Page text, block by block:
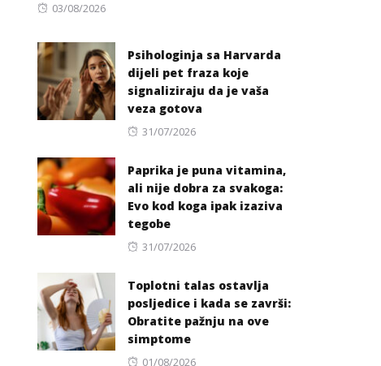
Posted
03/08/2026
Psihologinja sa Harvarda
dijeli pet fraza koje
signaliziraju da je vaša
veza gotova
Posted
31/07/2026
Paprika je puna vitamina,
ali nije dobra za svakoga:
Evo kod koga ipak izaziva
tegobe
Posted
31/07/2026
Toplotni talas ostavlja
posljedice i kada se završi:
Obratite pažnju na ove
simptome
Posted
01/08/2026